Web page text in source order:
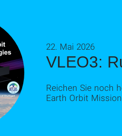
VLEO3:
22. Mai 2026
Reichen Sie noch
Earth Orbit